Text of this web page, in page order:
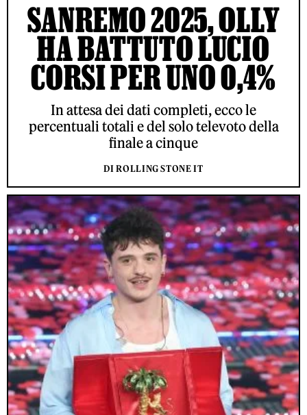
SANREMO 2025, OLLY
HA BATTUTO LUCIO
CORSI PER UNO 0,4%
In attesa dei dati completi, ecco le
percentuali totali e del solo televoto della
finale a cinque
DI ROLLING STONE IT